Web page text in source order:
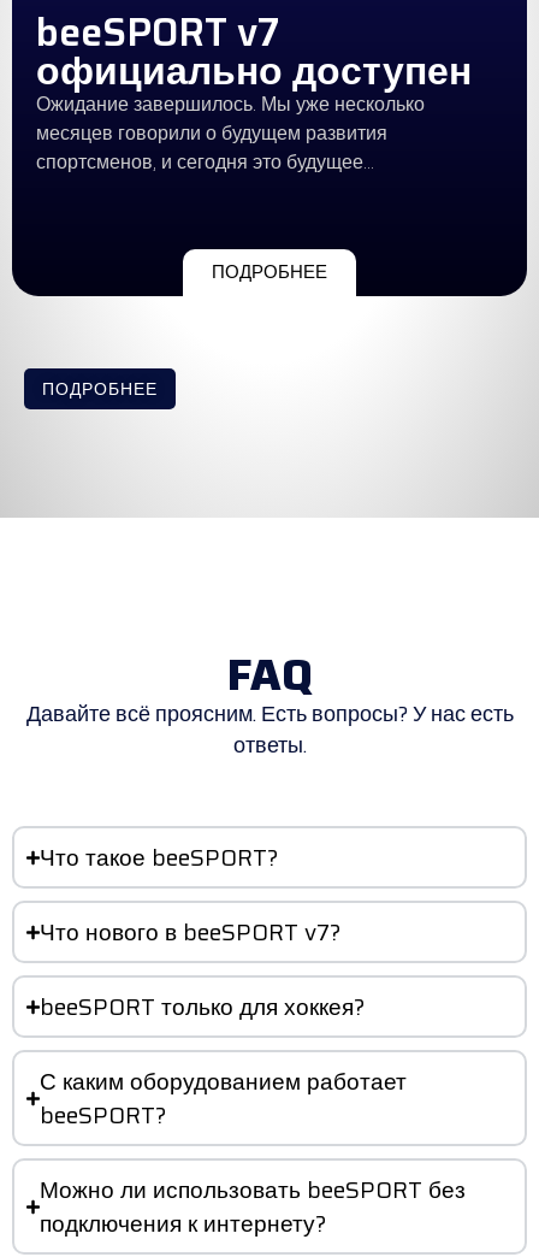
beeSPORT v7
официально доступен
Ожидание завершилось. Мы уже несколько
месяцев говорили о будущем развития
спортсменов, и сегодня это будущее…
ПОДРОБНЕЕ
ПОДРОБНЕЕ
FAQ
Давайте всё проясним. Есть вопросы? У нас есть
ответы.
Что такое beeSPORT?
Что нового в beeSPORT v7?
beeSPORT только для хоккея?
С каким оборудованием работает
beeSPORT?
Можно ли использовать beeSPORT без
подключения к интернету?